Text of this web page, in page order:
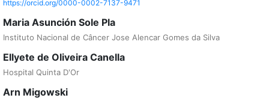
https://orcid.org/0000-0002-7137-9471
Maria Asunción Sole Pla
Instituto Nacional de Câncer Jose Alencar Gomes da Silva
Ellyete de Oliveira Canella
Hospital Quinta D'Or
Arn Migowski